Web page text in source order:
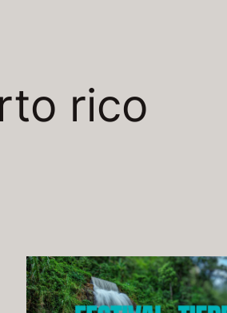
rico